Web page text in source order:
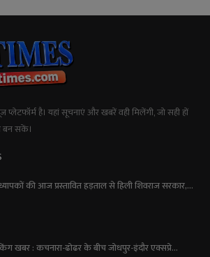
है। यहां सूचनाएं और खबरें वही मिलेंगी, जो सही हों
बन सकें।
की आज प्रस्तावित हड़ताल से हिली शिवराज सरकार,...
खबर : कचनारा-ढोढर के बीच जोधपुर-इंदौर एक्सप्रे...